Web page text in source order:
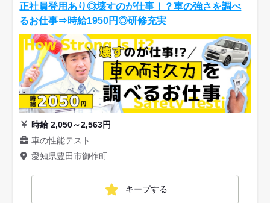
正社員登用あり◎壊すのが仕事！？車の強さを調べ
るお仕事⇒時給1950円◎研修充実
時給 2,050～2,563円
車の性能テスト
愛知県豊田市御作町
キープする